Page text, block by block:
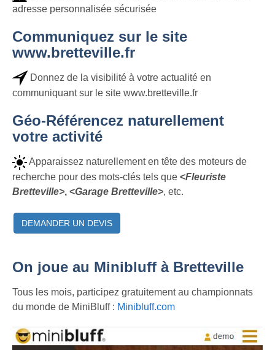
adresse personnalisée sécurisée
Communiquez sur le site
www.bretteville.fr
Donnez de la visibilité à votre actualité en
communiquant sur le site www.bretteville.fr
Géo-Référencez naturellement
votre activité
Apparaissez naturellement en tête des moteurs de
recherche pour des mots-clés tels que <Fleuriste
Bretteville>, <Garage Bretteville>, etc.
DEMANDER UN DEVIS
On joue au Minibluff à Bretteville
Tous les mois, participez gratuitement au championnats
du monde de MiniBluff : Minibluff.com